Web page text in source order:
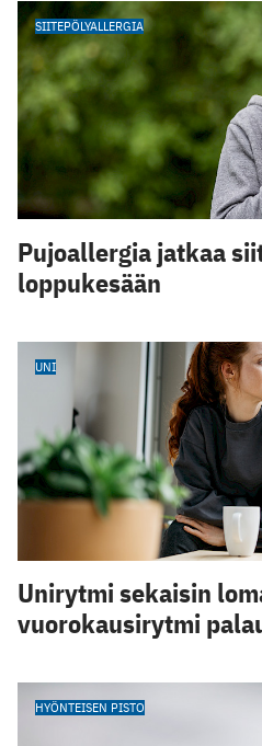
SIITEPÖLYALLERGIA
Pujoallergia jatkaa
loppukesään
UNI
Unirytmi sekaisin
vuorokausirytmi
HYÖNTEISEN PISTO